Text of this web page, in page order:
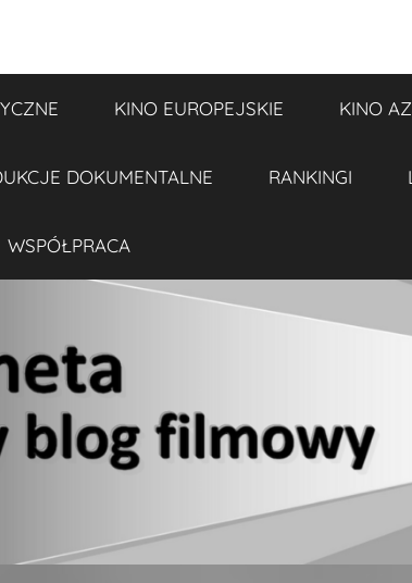
KINO EUROPEJSKIE KINO
DOKUMENTALNE RANKINGI
WSPÓŁPRACA